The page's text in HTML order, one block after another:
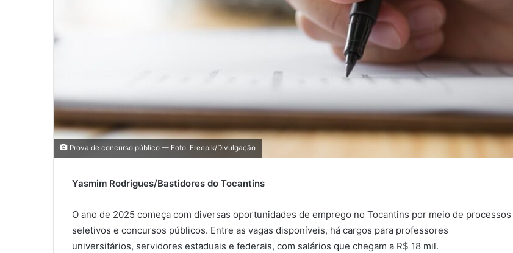
Prova de concurso público — Foto: Freepik/Divulgação
Yasmim Rodrigues/Bastidores do Tocantins
O ano de 2025 começa com diversas oportunidades de emprego no Tocantins por meio de processos
seletivos e concursos públicos. Entre as vagas disponíveis, há cargos para professores
universitários, servidores estaduais e federais, com salários que chegam a R$ 18 mil.